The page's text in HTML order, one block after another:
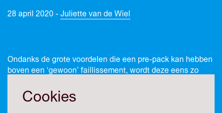
28 april 2020 - Juliette van de Wiel
Ondanks de grote voordelen die een pre-pack kan hebben
boven een ‘gewoon’ faillissement, wordt deze eens zo
toegepast. Dat heeft alles te maken met de
uitspraak van het Europese Hof van Justitie uit 2017.
Cookies